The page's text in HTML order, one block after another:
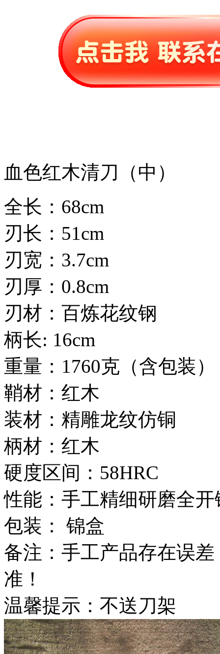
血色红木清刀（中）
全长：68cm
刃长：51cm
刃宽：3.7cm
刃厚：0.8cm
刃材：百炼花纹钢
柄长: 16cm
重量：1760克（含包装）
鞘材：红木
装材：精雕龙纹仿铜
柄材：红木
硬度区间：58HRC
性能：手工精细研磨全
包装： 锦盒
备注：手工产品存在误
准！
温馨提示：不送刀架